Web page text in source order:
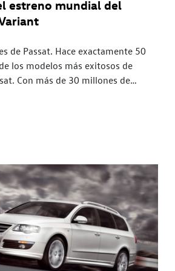
de Passat. Hace exactamente 50
los modelos más exitosos de
Con más de 30 millones de
Golf e incluso antes que el